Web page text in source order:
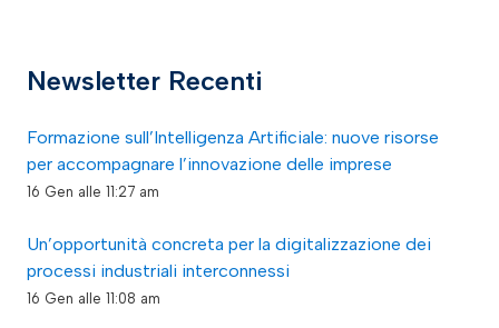
Newsletter Recenti
Formazione sull’Intelligenza Artificiale: nuove risorse
per accompagnare l’innovazione delle imprese
16 Gen alle 11:27 am
Un’opportunità concreta per la digitalizzazione dei
processi industriali interconnessi
16 Gen alle 11:08 am